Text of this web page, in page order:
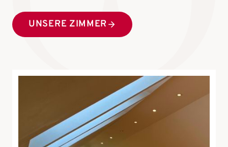
UNSERE ZIMMER